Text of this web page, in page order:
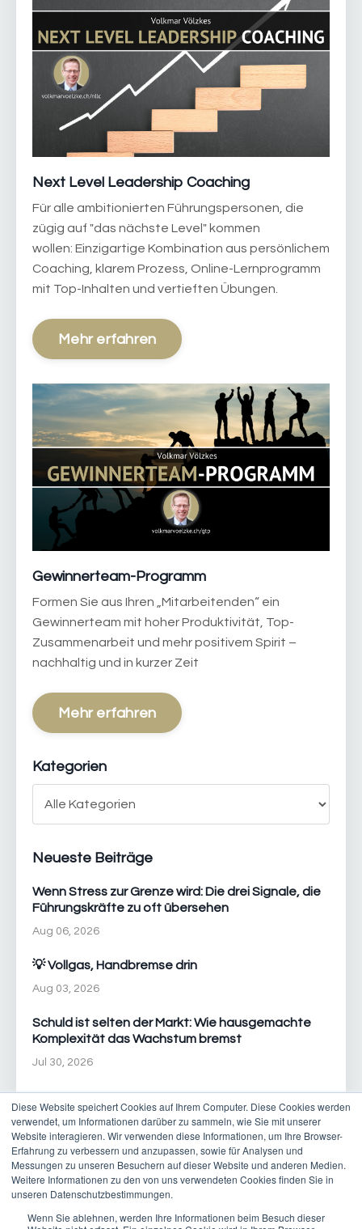
Diese Website speichert Cookies auf Ihrem Computer. Diese Cookies werden
verwendet, um Informationen darüber zu sammeln, wie Sie mit unserer
Website interagieren. Wir verwenden diese Informationen, um Ihre Browser-
Erfahrung zu verbessern und anzupassen, sowie für Analysen und
Messungen zu unseren Besuchern auf dieser Website und anderen Medien.
Weitere Informationen zu den von uns verwendeten Cookies finden Sie in
unseren Datenschutzbestimmungen.
Wenn Sie ablehnen, werden Ihre Informationen beim Besuch dieser
Next Level Leadership Coaching
Für alle ambitionierten Führungspersonen, die
zügig auf "das nächste Level" kommen
wollen: Einzigartige Kombination aus persönlichem
Coaching, klarem Prozess, Online-Lernprogramm
mit Top-Inhalten und vertieften Übungen.
Mehr erfahren
Gewinnerteam-Programm
Formen Sie aus Ihren „Mitarbeitenden“ ein
Gewinnerteam mit hoher Produktivität, Top-
Zusammenarbeit und mehr positivem Spirit –
nachhaltig und in kurzer Zeit
Mehr erfahren
Kategorien
Neueste Beiträge
Wenn Stress zur Grenze wird: Die drei Signale, die
Führungskräfte zu oft übersehen
Aug 06, 2026
💡 Vollgas, Handbremse drin
Aug 03, 2026
Schuld ist selten der Markt: Wie hausgemachte
Komplexität das Wachstum bremst
Jul 30, 2026
© 2026 New Pace Consulting AG | T +41 21 601 02 49 | E
contact@new-pace.com